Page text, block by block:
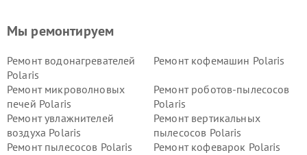
Мы ремонтируем
Ремонт водонагревателей
Polaris
Ремонт кофемашин Polaris
Ремонт микроволновых
печей Polaris
Ремонт роботов-пылесосов
Polaris
Ремонт увлажнителей
воздуха Polaris
Ремонт вертикальных
пылесосов Polaris
Ремонт пылесосов Polaris
Ремонт кофеварок Polaris